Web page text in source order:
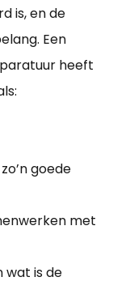
is, en de
Een
heeft
goede
met
wat is de